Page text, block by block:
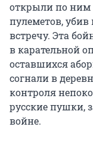
открыли по ним
пулеметов,
встречу. Эта
в карательной
оставшихся
согнали в
контроля
русские пушки,
войне.